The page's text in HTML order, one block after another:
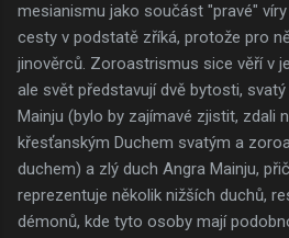
mesianismu jako součást "pravé"
cesty v podstatě zříká, protože pro
jinověrců. Zoroastrismus sice věří v
ale svět představují dvě bytosti,
Mainju (bylo by zajímavé zjistit, zdali
křesťanským Duchem svatým a
duchem) a zlý duch Angra Mainju,
reprezentuje několik nižších duchů,
démonů, kde tyto osoby mají